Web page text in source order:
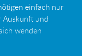
einfach nur
Auskunft und
wenden